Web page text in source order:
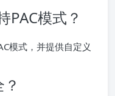
PAC模式？
模式，并提供自定义